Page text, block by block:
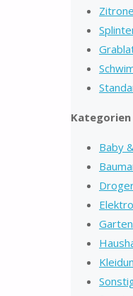
Kategorien
Baby
Garten